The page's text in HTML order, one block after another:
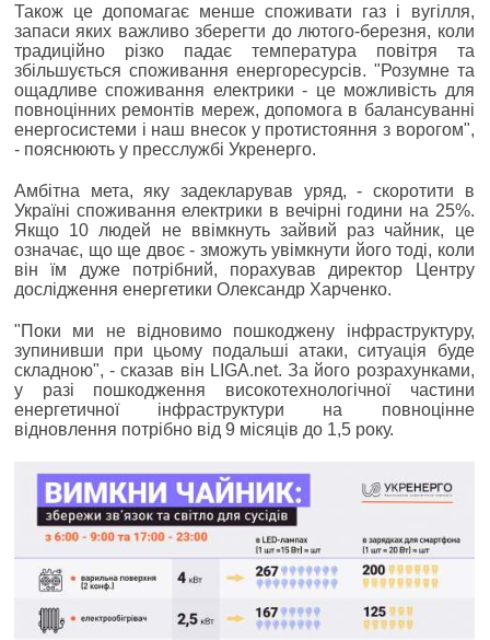
Також це допомагає менше споживати газ і вугілля,
запаси яких важливо зберегти до лютого-березня, коли
традиційно різко падає температура повітря та
збільшується споживання енергоресурсів. "Розумне та
ощадливе споживання електрики - це можливість для
повноцінних ремонтів мереж, допомога в балансуванні
енергосистеми і наш внесок у протистояння з ворогом",
- пояснюють у пресслужбі Укренерго.
Амбітна мета, яку задекларував уряд, - скоротити в
Україні споживання електрики в вечірні години на 25%.
Якщо 10 людей не ввімкнуть зайвий раз чайник, це
означає, що ще двоє - зможуть увімкнути його тоді, коли
він їм дуже потрібний, порахував директор Центру
дослідження енергетики Олександр Харченко.
"Поки ми не відновимо пошкоджену інфраструктуру,
зупинивши при цьому подальші атаки, ситуація буде
складною", - сказав він LIGA.net. За його розрахунками,
у разі пошкодження високотехнологічної частини
енергетичної інфраструктури на повноцінне
відновлення потрібно від 9 місяців до 1,5 року.